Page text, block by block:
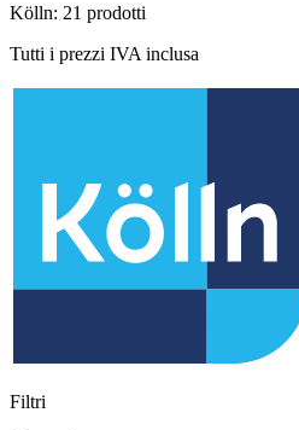
Kölln: 21 prodotti
Tutti i prezzi IVA inclusa
Filtri